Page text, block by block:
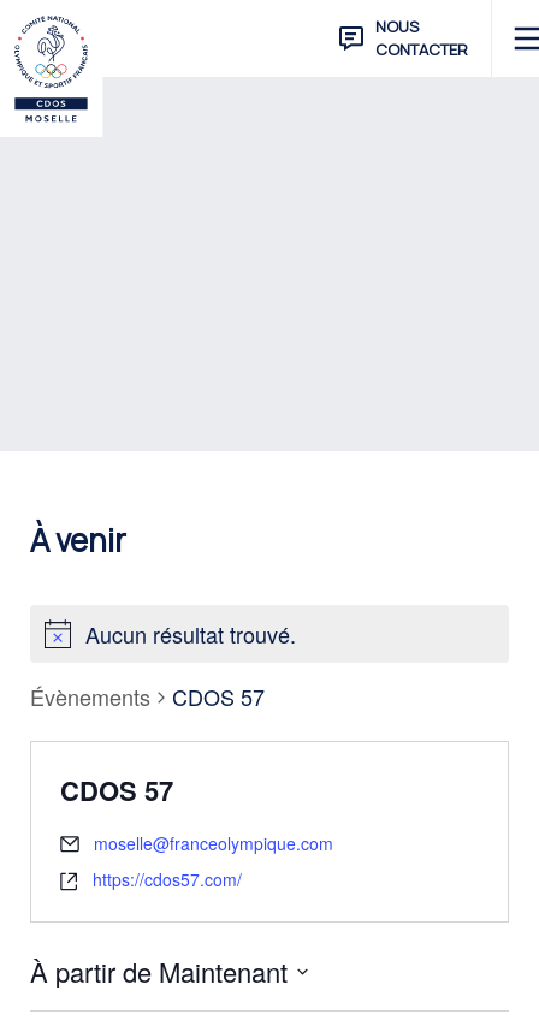
NOUS
CONTACTER
À venir
Aucun résultat trouvé.
Évènements CDOS 57
CDOS 57
moselle@franceolympique.com
https://cdos57.com/
À partir de Maintenant
Sélectionnez